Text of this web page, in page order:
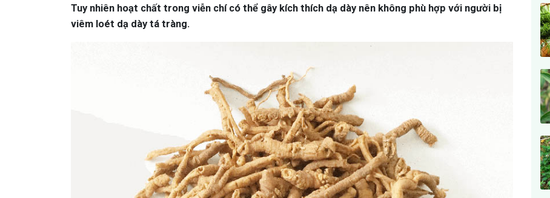
Tuy nhiên hoạt chất trong viễn chí có thể gây kích thích dạ dày nên không phù hợp với người bị
viêm loét dạ dày tá tràng.